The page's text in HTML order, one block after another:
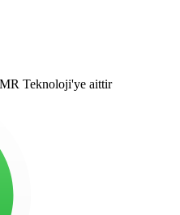
Teknoloji'ye aittir